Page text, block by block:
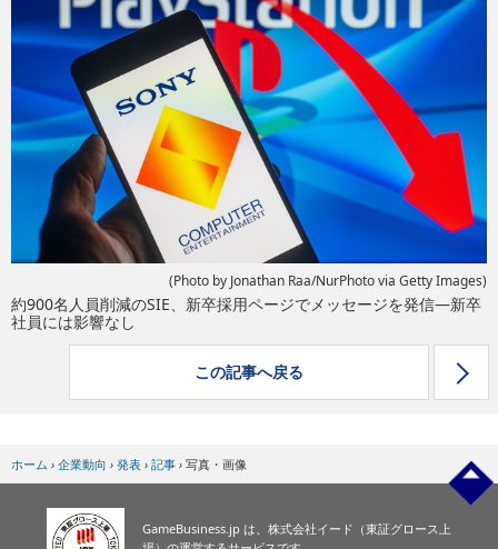
イベント/セミナー
eスポーツ
(Photo by Jonathan Raa/NurPhoto via Getty Images)
約900名人員削減のSIE、新卒採用ページでメッセージを発信―新卒
社員には影響なし
この記事へ戻る
ホーム › 企業動向 › 発表 › 記事 › 写真・画像
GameBusiness.jp は、株式会社イード（東証グロース上